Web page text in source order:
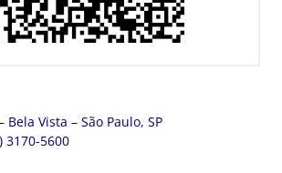
Bela Vista – São Paulo, SP
3170-5600